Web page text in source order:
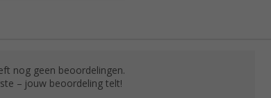
nog geen beoordelingen.
– jouw beoordeling telt!